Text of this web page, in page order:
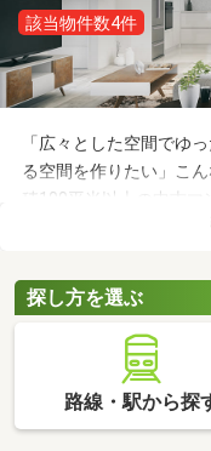
該当物件数4件
「広々とした空間でゆ
る空間を作りたい」こ
積100平米以上の中古
件は、4人家族がゆった
てくださいね。
探し方を選ぶ
路線・駅から探